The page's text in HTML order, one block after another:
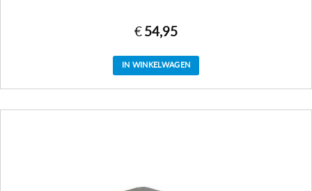
€54,95
IN WINKELWAGEN